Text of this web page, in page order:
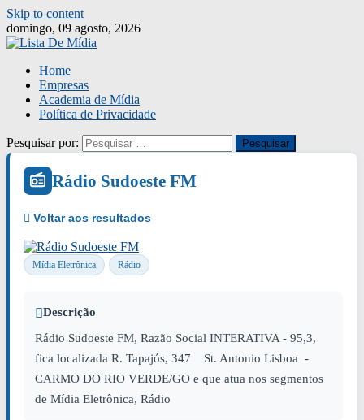
Skip to content
domingo, 09 agosto, 2026
Home
Empresas
Academia de Mídia
Política de Privacidade
Pesquisar por:
Rádio Sudoeste FM
Mídia Eletrônica Rádio
Descrição
Rádio Sudoeste FM, Razão Social INTERATIVA - 95,3,
fica localizada R. Tapajós, 347 St. Antonio Lisboa -
CARMO DO RIO VERDE/GO e que atua nos segmentos
de Mídia Eletrônica, Rádio